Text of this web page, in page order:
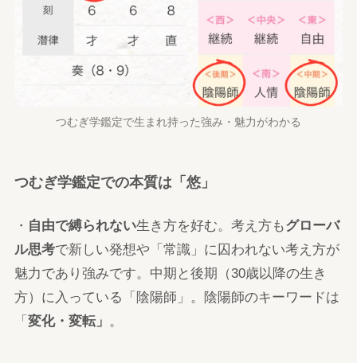
つむぎ学鑑定で生まれ持った強み・魅力がわかる
つむぎ学鑑定での本質は「悠」
・ 自由で縛られない生き方を好む。考え方もグローバ
ル思考で新しい発想や「常識」に囚われない考え方が
魅力であり強みです。中期と後期（30歳以降の生き
方）に入っている「陰陽師」。陰陽師のキーワードは
「 変化・変転」 。